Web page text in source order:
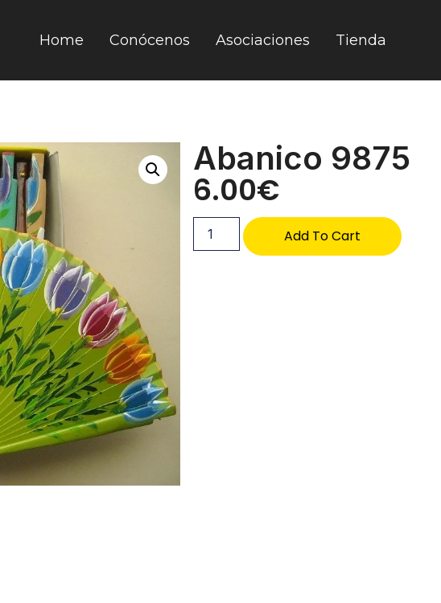
Home Conócenos Asociaciones Tienda
Abanico 9875
6.00€
Add To Cart